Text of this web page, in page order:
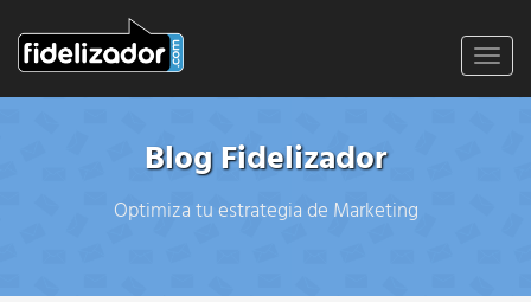
Blog Fidelizador
Optimiza tu estrategia de Marketing